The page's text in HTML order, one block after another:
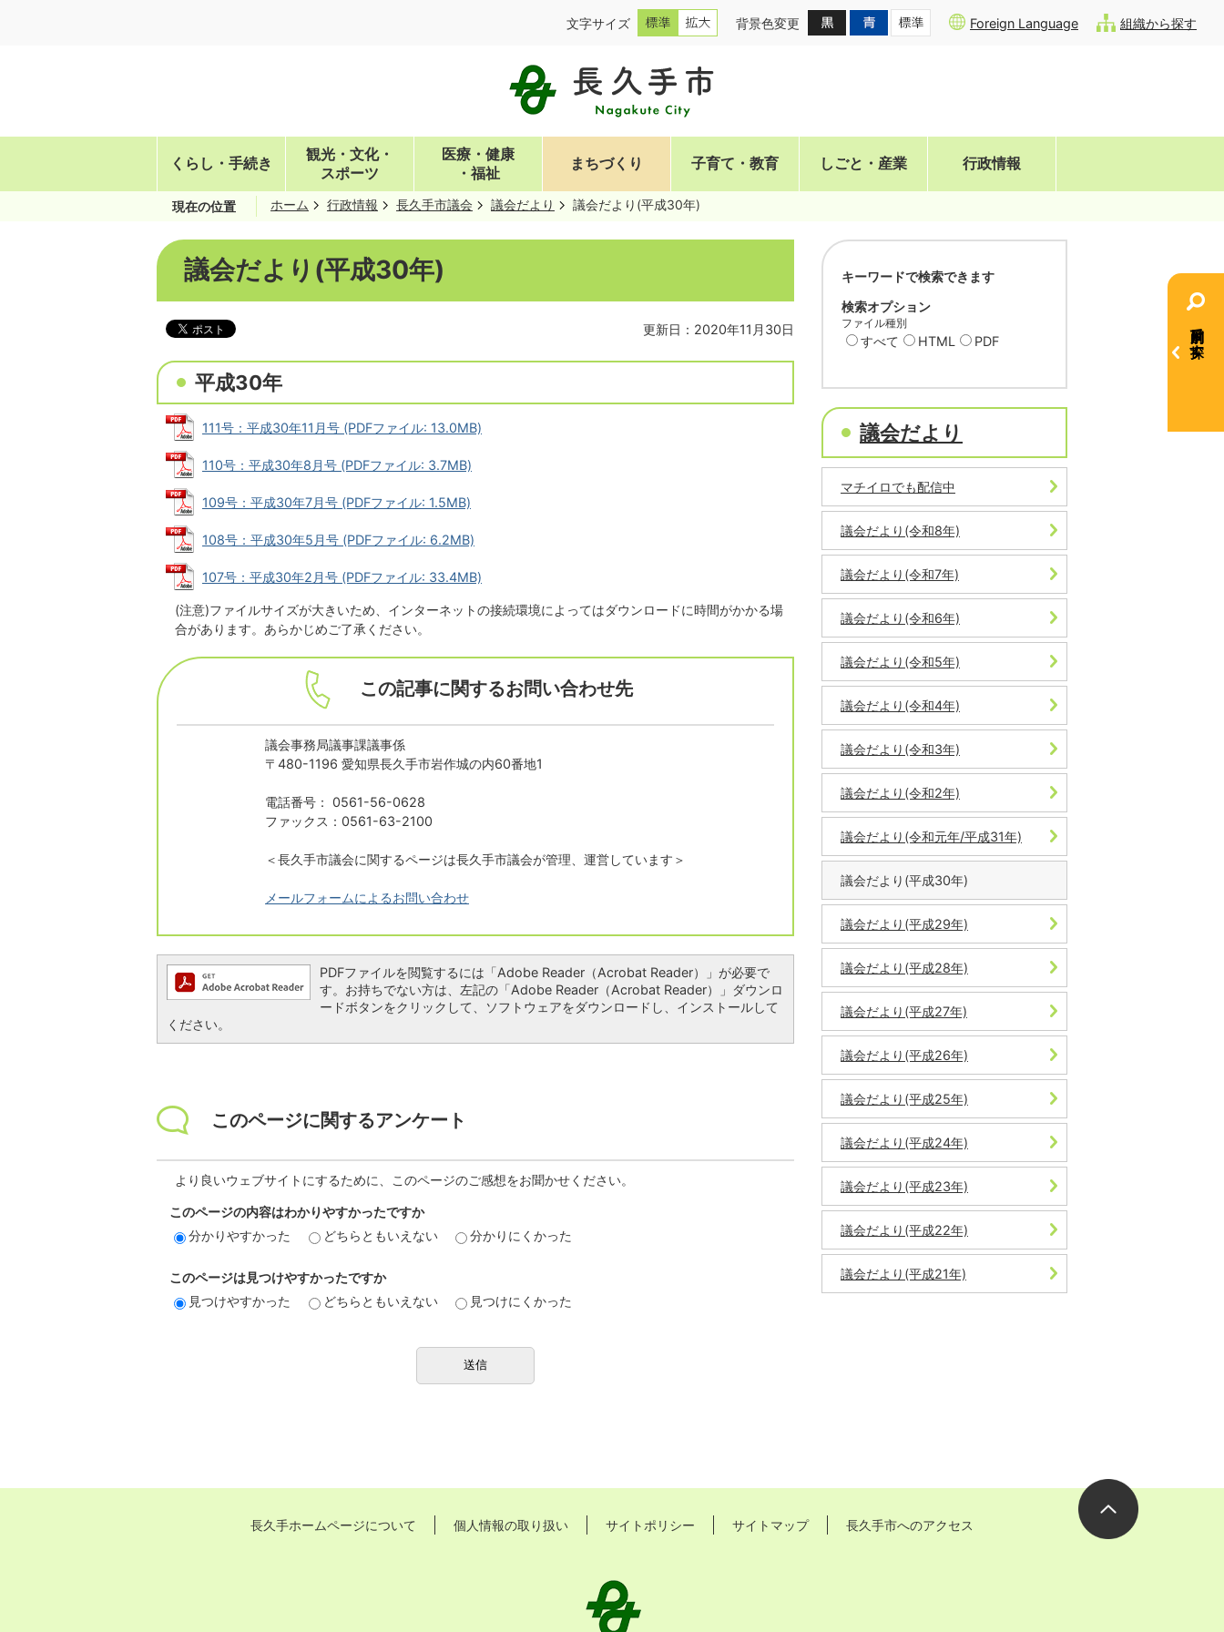
文字サイズ 背景色変更 Foreign Language 組織から探す
くらし・手続き
観光・文化・
スポーツ
医療・健康
・福祉
まちづくり 子育て・教育 しごと・産業 行政情報
目的別で探す
現在の位置 ホーム 行政情報 長久手市議会 議会だより 議会だより(平成30年)
議会だより(平成30年)
更新日：2020年11月30日
平成30年
111号：平成30年11月号 (PDFファイル: 13.0MB)
110号：平成30年8月号 (PDFファイル: 3.7MB)
109号：平成30年7月号 (PDFファイル: 1.5MB)
108号：平成30年5月号 (PDFファイル: 6.2MB)
107号：平成30年2月号 (PDFファイル: 33.4MB)
(注意)ファイルサイズが大きいため、インターネットの接続環境によってはダウンロードに時間がかかる場
合があります。あらかじめご了承ください。
この記事に関するお問い合わせ先
議会事務局議事課議事係
〒480-1196 愛知県長久手市岩作城の内60番地1
電話番号： 0561-56-0628
ファックス：0561-63-2100
＜長久手市議会に関するページは長久手市議会が管理、運営しています＞
メールフォームによるお問い合わせ
PDFファイルを閲覧するには「Adobe Reader（Acrobat Reader）」が必要で
す。お持ちでない方は、左記の「Adobe Reader（Acrobat Reader）」ダウンロ
ードボタンをクリックして、ソフトウェアをダウンロードし、インストールして
ください。
このページに関するアンケート
より良いウェブサイトにするために、このページのご感想をお聞かせください。
このページの内容はわかりやすかったですか
分かりやすかった
どちらともいえない 分かりにくかった
このページは見つけやすかったですか
見つけやすかった
どちらともいえない 見つけにくかった
キーワードで検索できます
検索オプション
ファイル種別
すべて HTML PDF
議会だより
マチイロでも配信中
議会だより(令和8年)
議会だより(令和7年)
議会だより(令和6年)
議会だより(令和5年)
議会だより(令和4年)
議会だより(令和3年)
議会だより(令和2年)
議会だより(令和元年/平成31年)
議会だより(平成30年)
議会だより(平成29年)
議会だより(平成28年)
議会だより(平成27年)
議会だより(平成26年)
議会だより(平成25年)
議会だより(平成24年)
議会だより(平成23年)
議会だより(平成22年)
議会だより(平成21年)
長久手ホームページについて 個人情報の取り扱い サイトポリシー サイトマップ 長久手市へのアクセス